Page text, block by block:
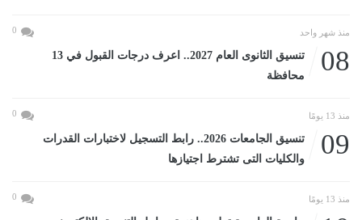
منذ شهر واحد 0
08
تنسيق الثانوى العام 2027.. اعرف درجات القبول في 13
محافظة
منذ 13 يومًا 0
09
تنسيق الجامعات 2026.. رابط التسجيل لاختبارات القدرات
والكليات التى تشترط اجتيازها
منذ 13 يومًا 0